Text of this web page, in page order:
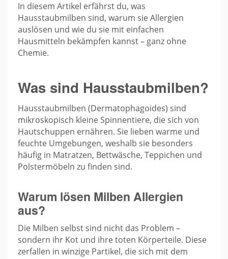
In diesem Artikel erfährst du, was
Hausstaubmilben sind, warum sie Allergien
auslösen und wie du sie mit einfachen
Hausmitteln bekämpfen kannst – ganz ohne
Chemie.
Was sind Hausstaubmilben?
Hausstaubmilben (Dermatophagoides) sind
mikroskopisch kleine Spinnentiere, die sich von
Hautschuppen ernähren. Sie lieben warme und
feuchte Umgebungen, weshalb sie besonders
häufig in Matratzen, Bettwäsche, Teppichen und
Polstermöbeln zu finden sind.
Warum lösen Milben Allergien
aus?
Die Milben selbst sind nicht das Problem –
sondern ihr Kot und ihre toten Körperteile. Diese
zerfallen in winzige Partikel, die sich mit dem